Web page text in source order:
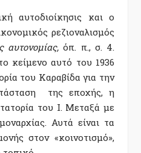
αυτοδιοίκησις και ο
ρεζιοναλισμός
αυτονομίας,όπ. π., σ. 4.
κείμενο αυτό του 1936
του Καραβίδα για την
της εποχής, η
του Ι. Μεταξά με
Αυτά είναι τα
στον «κοινοτισμό»,